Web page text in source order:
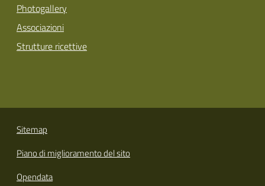
Photogallery
Associazioni
Strutture ricettive
Sitemap
Piano di miglioramento del sito
Opendata